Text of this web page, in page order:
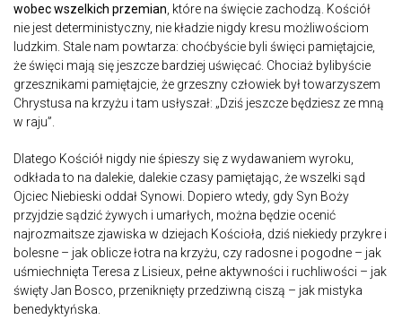
wobec wszelkich przemian , które na święcie zachodzą. Kościół
nie jest deterministyczny, nie kładzie nigdy kresu możliwościom
ludzkim. Stale nam powtarza: choćbyście byli święci pamiętajcie,
że święci mają się jeszcze bardziej uświęcać. Chociaż bylibyście
grzesznikami pamiętajcie, że grzeszny człowiek był towarzyszem
Chrystusa na krzyżu i tam usłyszał: „Dziś jeszcze będziesz ze mną
w raju”.
Dlatego Kościół nigdy nie śpieszy się z wydawaniem wyroku,
odkłada to na dalekie, dalekie czasy pamiętając, że wszelki sąd
Ojciec Niebieski oddał Synowi. Dopiero wtedy, gdy Syn Boży
przyjdzie sądzić żywych i umarłych, można będzie ocenić
najrozmaitsze zjawiska w dziejach Kościoła, dziś niekiedy przykre i
bolesne – jak oblicze łotra na krzyżu, czy radosne i pogodne – jak
uśmiechnięta Teresa z Lisieux, pełne aktywności i ruchliwości – jak
święty Jan Bosco, przeniknięty przedziwną ciszą – jak mistyka
benedyktyńska.